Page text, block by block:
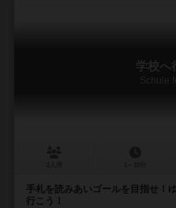
学校へ
Schule
手札を読みあいゴールを目指せ！
行こう！